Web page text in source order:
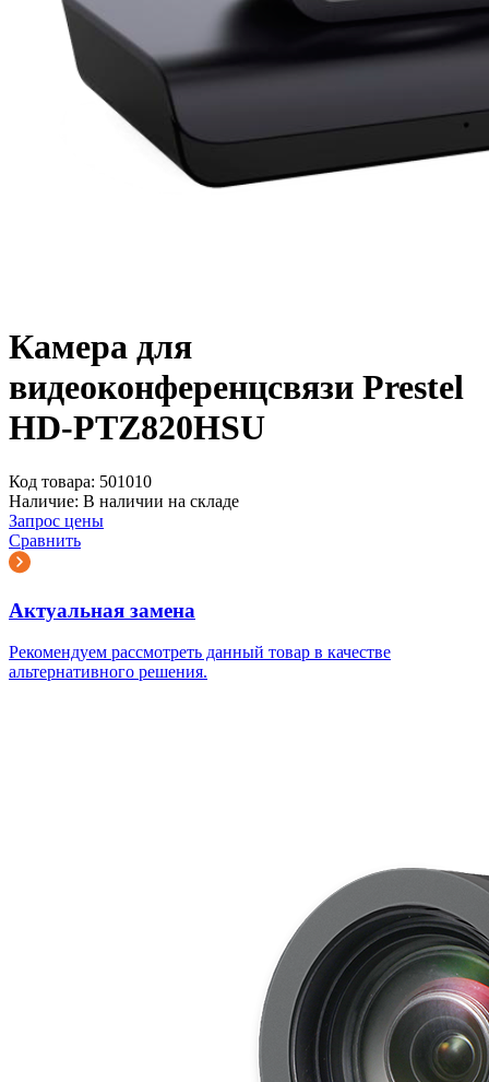
Камера для
видеоконференцсвязи Prestel
HD-PTZ820HSU
Код товара: 501010
Наличие: В наличии на складе
Запрос цены
Сравнить
Актуальная замена
Рекомендуем рассмотреть данный товар в качестве
альтернативного решения.